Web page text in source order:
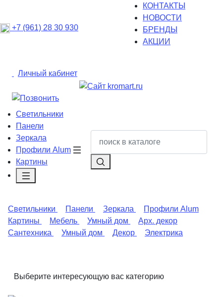
+7 (961) 28 30 930
КОНТАКТЫ
НОВОСТИ
БРЕНДЫ
АКЦИИ
Личный кабинет
Светильники
Панели
Зеркала
Профили Alum
Картины
Светильники Панели Зеркала
Профили Alum
Картины
Мебель Умный дом
Арх. декор
Сантехника
Умный дом Декор Электрика
Выберите интересующую вас категорию